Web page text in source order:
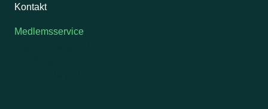
Kontakt
Medlemsservice